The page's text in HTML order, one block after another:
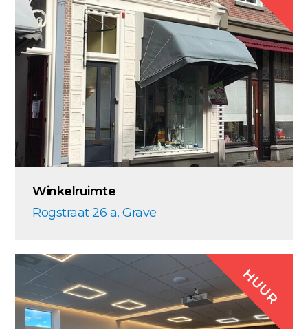
Winkelruimte
Rogstraat 26 a, Grave
HUUR